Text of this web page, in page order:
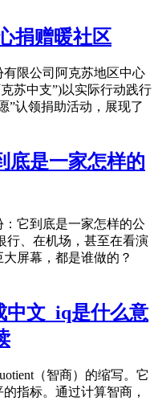
捐赠暖社区
限公司阿克苏地区中心
苏中支”)以实际行动践行
”认领捐助活动，展现了
底是一家怎样的
：它到底是一家怎样的公
行、在机场，甚至在看演
屏幕，都是谁做的？
文_iq是什么意
（智商）的缩写。它
指标。通过计算智商，